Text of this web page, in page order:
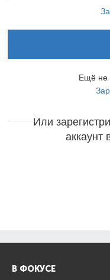
Ещё не
Или
аккаунт
В ФОКУСЕ